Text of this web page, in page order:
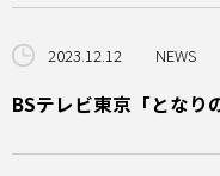
2023.12.12 NEWS
BSテレビ東京「となり